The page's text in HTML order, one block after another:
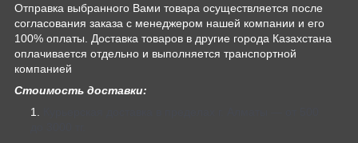
Отправка выбранного Вами товара осуществляется после
согласования заказа с менеджером нашей компании и его
100% оплаты. Доставка товаров в другие города Казахстана
оплачивается отдельно и выполняется транспортной
компанией
Стоимость доставки: